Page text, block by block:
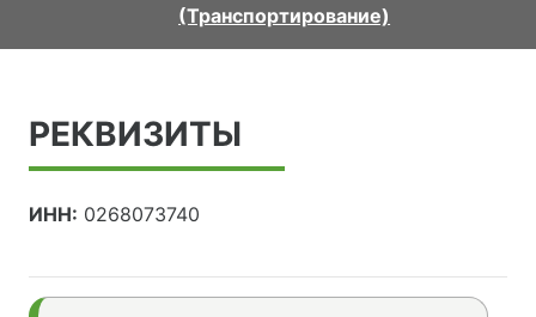
(Транспортирование)
РЕКВИЗИТЫ
ИНН: 0268073740